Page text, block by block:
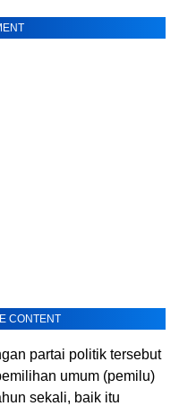
CONTENT
partai politik tersebut
umum (pemilu)
sekali, baik itu